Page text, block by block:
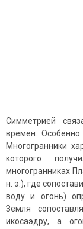
Симметрией
времен. Особенно
Многогранники
которого
многогранниках
н. э.), где
воду и огонь)
Земля
икосаэдру, а